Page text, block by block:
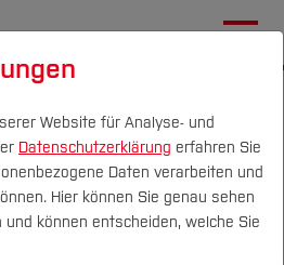
DE|EN Quicklinks
& Kooperationspartner
aufklappen
Website für Analyse- und
Datenschutzerklärung erfahren Sie
Daten verarbeiten und
Hier können Sie genau sehen
können entscheiden, welche Sie